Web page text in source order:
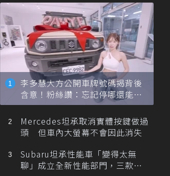
李多慧大方公開車牌號碼揭背後
含意！粉絲讚：忘記停哪還能幫
忙找車
Mercedes坦承取消實體按鍵做過
頭 但車內大螢幕不會因此消失
Subaru坦承性能車「變得太無
聊」成立全新性能部門，三款手